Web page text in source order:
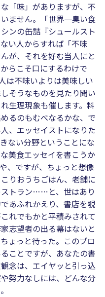
「味」がありますが、不
ません。「世界一臭い食
ンの缶詰『シュールスト
い人からすれば「不味
が、それを好む当人にと
らこそ口にするわけで
は不味いよりは美味しい
そうなものを見たり聞い
生理現象も催します。料
るのもむべなるかな、で
、エッセイストになりた
ない分野ということにな
美食エッセイを書こうか
、ですが、ちょっと想像
りおうちごはん、老舗に
トラン……と、世はあり
あふれかえり、書店を覗
れでもかと平積みされて
志望者の出る幕はないと
ょっと待った。このブロ
ことですが、あなたの書
念は、エイヤッと引っ込
努力なしには、どんな分